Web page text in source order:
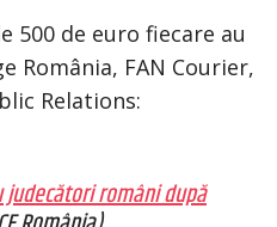
500 de euro fiecare au
România, FAN Courier,
Relations:
judecători români după